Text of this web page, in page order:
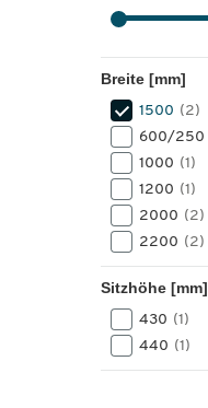
Breite [mm]
1500 (2)
600/250
1000 (1)
1200 (1)
2000 (2)
2200 (2)
Sitzhöhe [mm]
430 (1)
440 (1)